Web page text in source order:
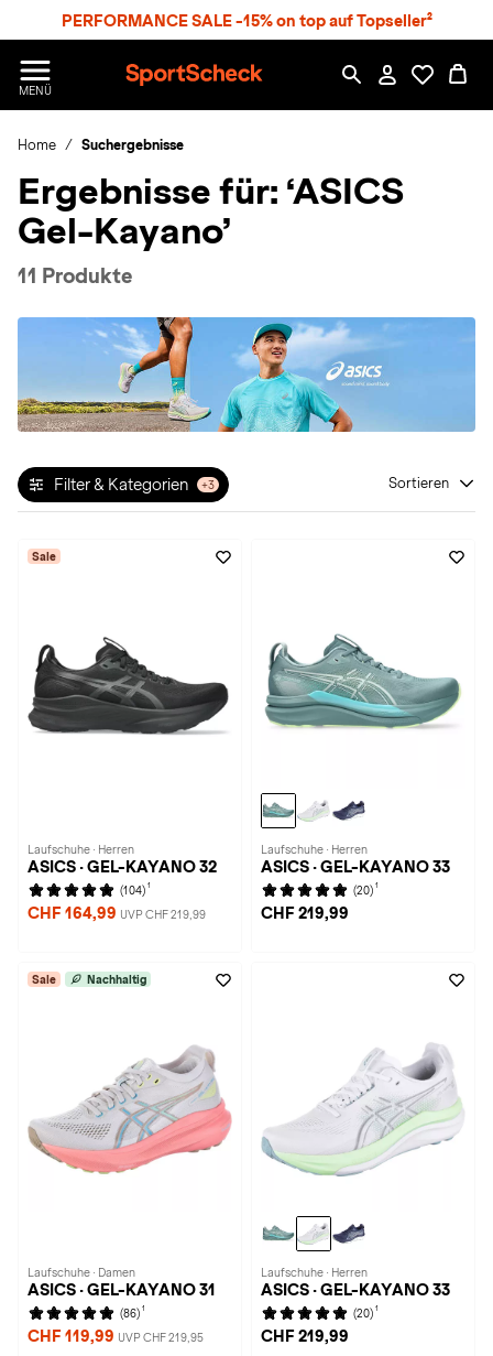
PERFORMANCE SALE -15% on top auf Topseller²
MENÜ
p
r
S
h
c
Home Suchergebnisse
Ergebnisse für: ‘ASICS
Gel-Kayano’
11 Produkte
Filter & Kategorien +3 Sortieren
Sale
Laufschuhe · Herren
ASICS · GEL-KAYANO 32
(104) 1
CHF 164,99 UVP CHF 219,99
Laufschuhe · Herren
ASICS · GEL-KAYANO 33
(20) 1
CHF 219,99
Sale Nachhaltig
Laufschuhe · Damen
ASICS · GEL-KAYANO 31
(86) 1
CHF 119,99 UVP CHF 219,95
Laufschuhe · Herren
ASICS · GEL-KAYANO 33
(20) 1
CHF 219,99